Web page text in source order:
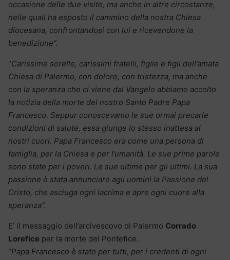
occasione delle due visite, ma anche in altre circostanze,
nelle quali ha esposto il cammino della nostra Chiesa
diocesana, confrontandosi con lui e ricevendone la
benedizione”.
“Carissime sorelle, carissimi fratelli, figlie e figli dell’amata
Chiesa di Palermo, con dolore, con tristezza, ma anche
con la speranza che ci viene dal Vangelo abbiamo accolto
la notizia della morte del nostro Santo Padre Papa
Francesco. Seppur conoscevamo le sue ormai precarie
condizioni di salute, essa giunge lo stesso inattesa ai
nostri cuori. Papa Francesco era come una persona di
famiglia, per la Chiesa e per l’umanità. Le sue prime parole
sono state per i poveri. Le sue ultime per gli ultimi. La sua
passione è stata annunciare agli uomini la Passione del
Cristo, che asciuga ogni lacrima e apre ogni cuore alla
speranza”.
E’ il messaggio dell’arcivescovo di Palermo Corrado
Lorefice per la morte del Pontefice.
“Papa Francesco è stato per tutti, per i credenti di ogni